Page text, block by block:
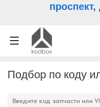
Подбор по коду